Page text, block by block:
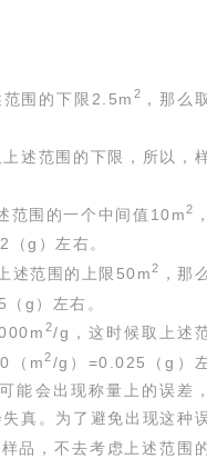
围的下限2.5m 2 ，那么取
述范围的下限，所以，
范围的一个中间值10m2
，
g）左右。
述范围的上限50m2
，那么
g）左右。
2/g，这时候取上述
（m2/g）=0.025（g）
能会出现称量上的误差，
真。为了避免出现这种
品，不去考虑上述范围